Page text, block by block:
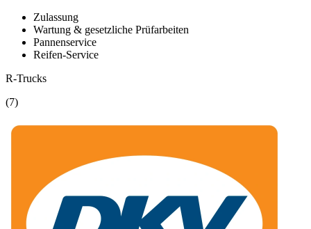
Zulassung
Wartung & gesetzliche Prüfarbeiten
Pannenservice
Reifen-Service
R-Trucks
(7)